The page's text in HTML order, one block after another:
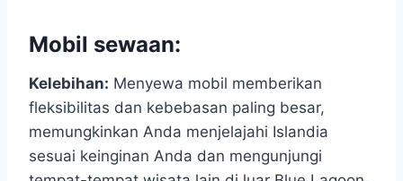
Mobil sewaan:
Kelebihan: Menyewa mobil memberikan
fleksibilitas dan kebebasan paling besar,
memungkinkan Anda menjelajahi Islandia
sesuai keinginan Anda dan mengunjungi